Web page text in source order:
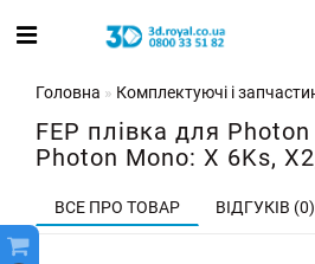
Головна Комплектуючі і
FEP плівка для
Photon Mono: X 6Ks,
ВСЕ ПРО ТОВАР ВІДГУКІВ (0)